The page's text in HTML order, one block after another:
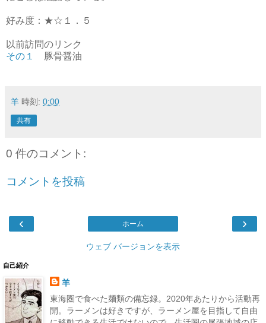
好み度：★☆１．５
以前訪問のリンク
その１
豚骨醤油
羊 時刻: 0:00
共有
0 件のコメント:
コメントを投稿
‹ ›
ホーム
ウェブ バージョンを表示
自己紹介
羊
東海圏で食べた麺類の備忘録。2020年あたりから活動再
開。ラーメンは好きですが、ラーメン屋を目指して自由